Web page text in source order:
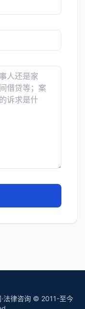
律咨询 © 2011-至今